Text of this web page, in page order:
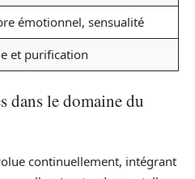
émotionnel, sensualité
et purification
dans le domaine du
continuellement, intégrant